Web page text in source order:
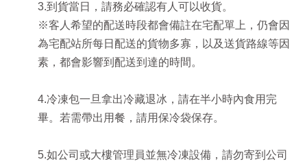
3.到貨當日，請務必確認有人可以收貨。
※客人希望的配送時段都會備註在宅配單上，仍會因
為宅配站所每日配送的貨物多寡，以及送貨路線等因
素，都會影響到配送到達的時間。
4.冷凍包一旦拿出冷藏退冰，請在半小時內食用完
畢。若需帶出用餐，請用保冷袋保存。
5.如公司或大樓管理員並無冷凍設備，請勿寄到公司